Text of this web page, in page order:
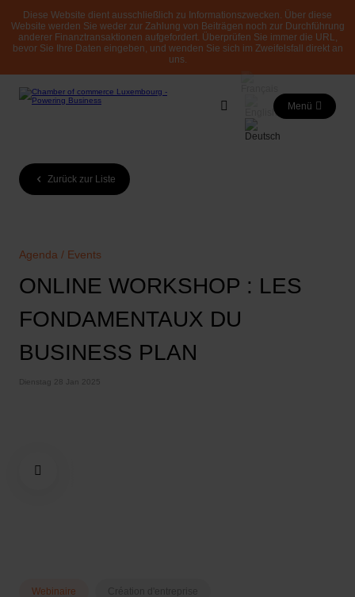
Diese Website dient ausschließlich zu Informationszwecken. Über diese
Website werden Sie weder zur Zahlung von Beiträgen noch zur Durchführung
anderer Finanztransaktionen aufgefordert. Überprüfen Sie immer die URL,
bevor Sie Ihre Daten eingeben, und wenden Sie sich im Zweifelsfall direkt an
uns.
Menü
Zurück zur Liste
Agenda / Events
ONLINE WORKSHOP : LES
FONDAMENTAUX DU
BUSINESS PLAN
Dienstag 28 Jan 2025
Webinaire Création d'entreprise